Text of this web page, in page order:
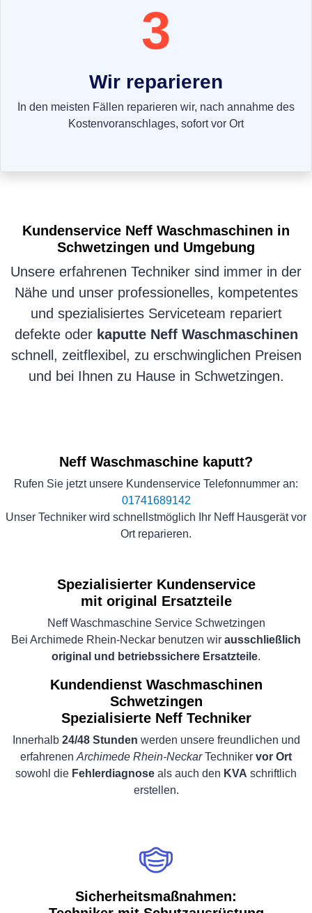
3
Wir reparieren
In den meisten Fällen reparieren wir, nach annahme des
Kostenvoranschlages, sofort vor Ort
Kundenservice Neff Waschmaschinen in
Schwetzingen und Umgebung
Unsere erfahrenen Techniker sind immer in der
Nähe und unser professionelles, kompetentes
und spezialisiertes Serviceteam repariert
defekte oder kaputte Neff Waschmaschinen
schnell, zeitflexibel, zu erschwinglichen Preisen
und bei Ihnen zu Hause in Schwetzingen.
Neff Waschmaschine kaputt?
Rufen Sie jetzt unsere Kundenservice Telefonnummer an:
01741689142
Unser Techniker wird schnellstmöglich Ihr Neff Hausgerät vor
Ort reparieren.
Spezialisierter Kundenservice
mit original Ersatzteile
Neff Waschmaschine Service Schwetzingen
Bei Archimede Rhein-Neckar benutzen wir ausschließlich
original und betriebssichere Ersatzteile.
Kundendienst Waschmaschinen
Schwetzingen
Spezialisierte Neff Techniker
Innerhalb 24/48 Stunden werden unsere freundlichen und
erfahrenen Archimede Rhein-NeckarTechniker vor Ort
sowohl die Fehlerdiagnose als auch den KVA schriftlich
erstellen.
Sicherheitsmaßnahmen: